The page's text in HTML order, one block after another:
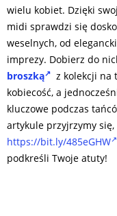
wielu kobiet. Dzięki
midi sprawdzi się
weselnych, od
imprezy. Dobierz do
broszką
z kolekcji na
kobiecość, a
kluczowe podczas
artykule przyjrzymy
https://bit.ly/485eGHW
podkreśli Twoje atuty!